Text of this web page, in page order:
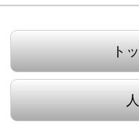
ト